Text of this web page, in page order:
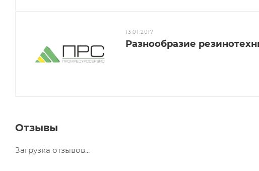
13.01.2017
Разнообразие
Отзывы
Загрузка отзывов...